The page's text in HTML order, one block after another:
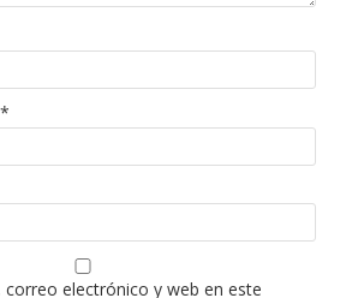
*
electrónico y web en este